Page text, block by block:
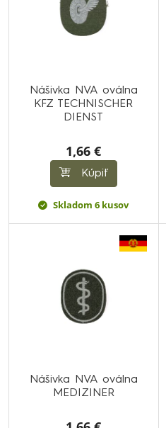
Nášivka NVA oválna
KFZ TECHNISCHER
DIENST
1,66 €
Kúpiť
Skladom 6 kusov
Nášivka NVA oválna
MEDIZINER